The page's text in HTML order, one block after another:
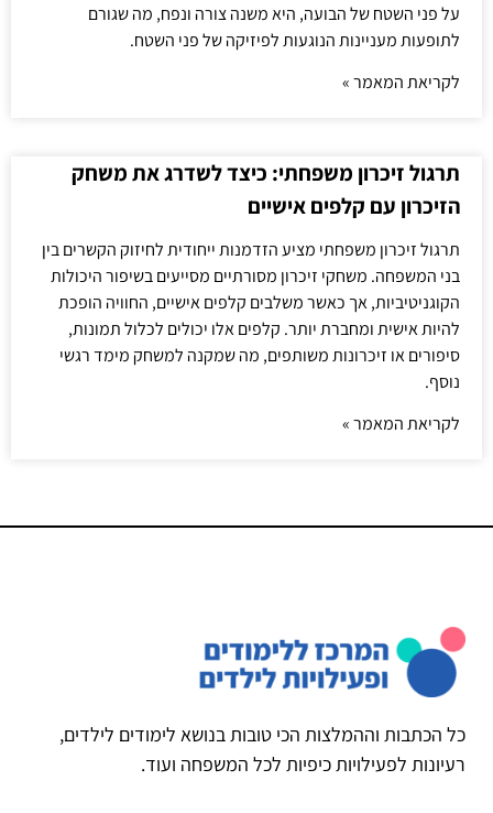
על פני השטח של הבועה, היא משנה צורה ונפח, מה שגורם
לתופעות מעניינות הנוגעות לפיזיקה של פני השטח.
לקריאת המאמר »
תרגול זיכרון משפחתי: כיצד לשדרג את משחק
הזיכרון עם קלפים אישיים
תרגול זיכרון משפחתי מציע הזדמנות ייחודית לחיזוק הקשרים בין
בני המשפחה. משחקי זיכרון מסורתיים מסייעים בשיפור היכולות
הקוגניטיביות, אך כאשר משלבים קלפים אישיים, החוויה הופכת
להיות אישית ומחברת יותר. קלפים אלו יכולים לכלול תמונות,
סיפורים או זיכרונות משותפים, מה שמקנה למשחק מימד רגשי
נוסף.
לקריאת המאמר »
כל הכתבות וההמלצות הכי טובות בנושא לימודים לילדים,
רעיונות לפעילויות כיפיות לכל המשפחה ועוד.